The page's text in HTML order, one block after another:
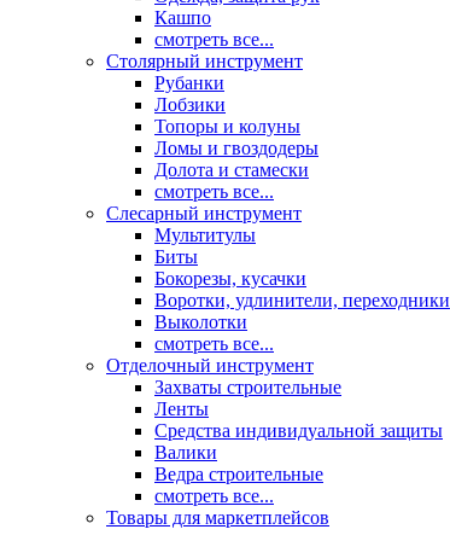
Кашпо
смотреть все...
Столярный инструмент
Рубанки
Лобзики
Топоры и колуны
Ломы и гвоздодеры
Долота и стамески
смотреть все...
Слесарный инструмент
Мультитулы
Биты
Бокорезы, кусачки
Воротки, удлинители, переходники
Выколотки
смотреть все...
Отделочный инструмент
Захваты строительные
Ленты
Средства индивидуальной защиты
Валики
Ведра строительные
смотреть все...
Товары для маркетплейсов